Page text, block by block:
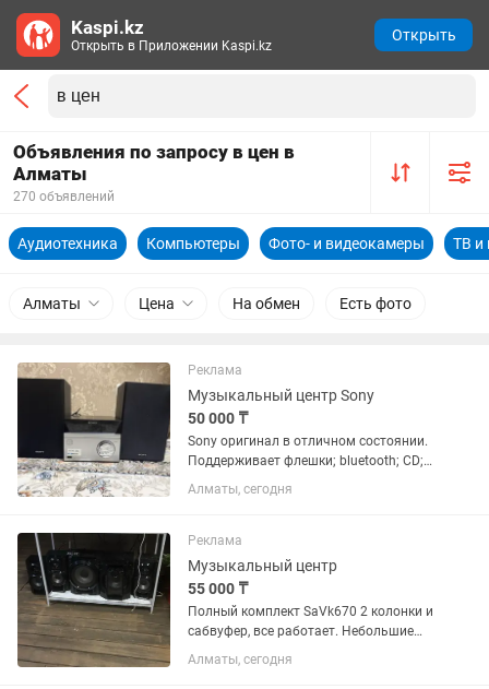
Объявления по запросу в цен в
Алматы
270 объявлений
Аудиотехника Компьютеры Фото- и видеокамеры ТВ и
Алматы Цена На обмен Есть фото
Реклама
Музыкальный центр Sony
50 000 ₸
Sony оригинал в отличном состоянии.
Поддерживает флешки; bluetooth; CD;
Radio и т.д. Отдам в хорошие руки )))
Алматы, сегодня
Реклама
Музыкальный центр
55 000 ₸
Полный комплект SaVk670 2 колонки и
сабвуфер, все работает. Небольшие
следы от времени и эксплуатации.
Мощность 500 ватт RMS. 55000 тенге.
Алматы, сегодня
Kaspi.kz
Открыть в Приложении Kaspi.kz
Открыть